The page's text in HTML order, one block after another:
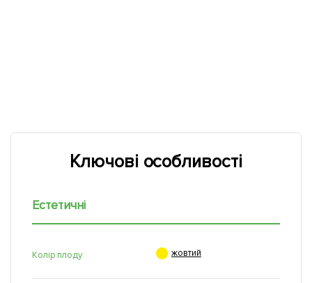
Ключові особливості
Естетичні
Колір плоду  жовтий